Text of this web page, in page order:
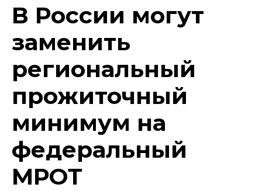
В России могут
заменить
региональный
прожиточный
минимум на
федеральный
МРОТ